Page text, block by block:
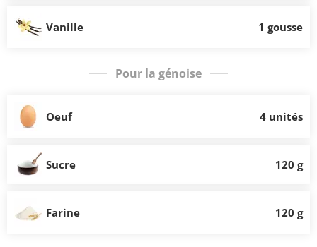
Vanille 1 gousse
Pour la génoise
Oeuf 4 unités
Sucre 120 g
Farine 120 g